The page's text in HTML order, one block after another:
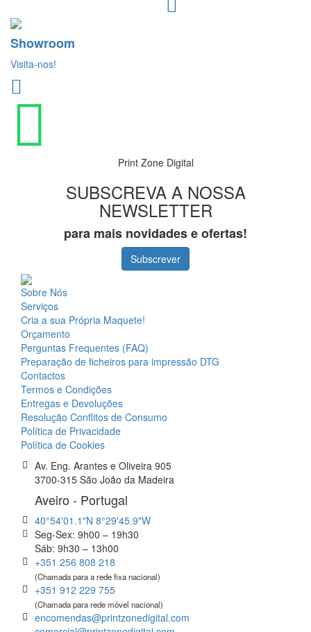
Showroom
Visita-nos!
Print Zone Digital
SUBSCREVA A NOSSA
NEWSLETTER
para mais novidades e ofertas!
Subscrever
Sobre Nós
Serviços
Cria a sua Própria Maquete!
Orçamento
Perguntas Frequentes (FAQ)
Preparação de ficheiros para impressão DTG
Contactos
Termos e Condições
Entregas e Devoluções
Resolução Conflitos de Consumo
Política de Privacidade
Política de Cookies
Av. Eng. Arantes e Oliveira 905
3700-315 São João da Madeira
Aveiro - Portugal
40°54'01.1"N 8°29'45.9"W
Seg-Sex: 9h00 – 19h30
Sáb: 9h30 – 13h00
+351 256 808 218
(Chamada para a rede fixa nacional)
+351 912 229 755
(Chamada para rede móvel nacional)
encomendas@printzonedigital.com